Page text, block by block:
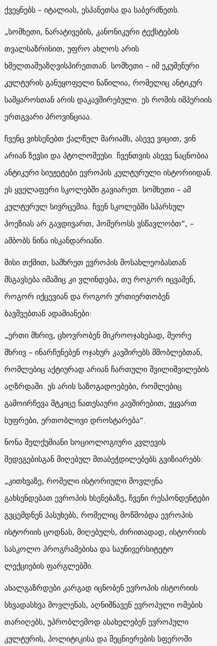
ქვეყნებს – იტალიას, ესპანეთსა და საბერძნეთს.
„სომხეთი, ნარატივების, კანონიკური ტექსტების
თვალსაზრისით, უფრო ახლოს არის
ხმელთაშუაზღვისპირეთთან. სომხეთი – იმ ეკუმენური
კულტურის განუყოფელი ნაწილია, რომელიც ანტიკურ
სამყაროსთან არის დაკავშირებული. ეს რომის იმპერიის
ერთგვარი პროვინციაა.
ჩვენც ვიხსენებთ ქალწულ მარიამს, ასევე ვიცით, ვინ
არიან ზევსი და პტოლომეუსი. ჩვენთვის ასევე ნაცნობია
ანტიკური სიუჟეტები ევროპის კულტურული ისტორიიდან.
ეს ყველაფერი სკოლებში გავიარეთ. სომხეთი – ამ
კულტურულ სივრცეშია. ჩვენ სკოლებში სპარსულ
პოეზიას არ გავდივართ, ჰომეროსს ვსწავლობთ“, –
ამბობს ნინა ისკანდარიანი.
მისი თქმით, სამხრეთ ევროპის მოსახლეობასთან
მსგავსება იმაშიც კი ვლინდება, თუ როგორ იცვამენ,
როგორ იქცევიან და როგორ ურთიერთობენ
ბავშვებთან ადამიანები:
„ერთი მხრივ, ცხოვრობენ მიკროოჯახებად, მეორე
მხრივ – ინარჩუნებენ ოჯახურ კავშირებს მშობლებთან,
რომლებიც აქტიურად არიან ჩართული შვილიშვილების
აღზრდაში. ეს არის საზოგადოებები, რომლებიც
გამოირჩევა მტკიცე ნათესაური კავშირებით, უყვართ
სუფრები, ერთობლივი დროსტარება“.
ნონა მელქუმიანი სოციოლოგიური კვლევის
შედეგებისგან მიღებულ შთაბეჭდილებებს გვიზიარებს:
„კითხვაზე, რომელი ისტორიული მოვლენა
გახსენდებათ ევროპის ხსენებაზე, ჩვენი რესპონდენტები
გვცემდნენ პასუხებს, რომელიც მოწმობდა ევროპის
ისტორიის ცოდნას, მიღებულს, ძირითადად, ისტორიის
სასკოლო პროგრამებისა და საუნივერსიტეტო
ლექციების ფარგლებში.
ახალგაზრდები კარგად იცნობენ ევროპის ისტორიის
სხვადასხვა მოვლენას, აღნიშნავენ ევროპული ომების
თარიღებს, უპრობლემოდ ასახელებენ ევროპული
კულტურის, პოლიტიკისა და მეცნიერების სფეროში